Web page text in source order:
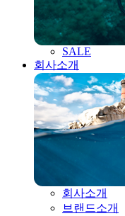
SALE
회사소개
회사소개
브랜드소개